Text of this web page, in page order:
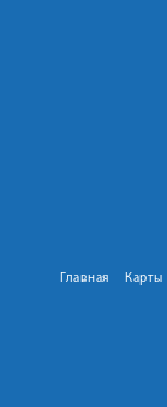
Главная Карты